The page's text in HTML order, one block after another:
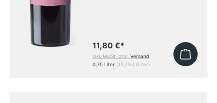
11,80 €*
inkl. MwSt, zzgl.Versand
0,75 Liter (15,73 €/Liter)